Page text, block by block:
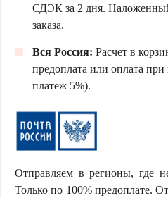
СДЭК за 2 дня.
заказа.
Вся Россия: Расчет в
предоплата или оплата
платеж 5%).
Отправляем в регионы, где
Только по 100% предоплате.